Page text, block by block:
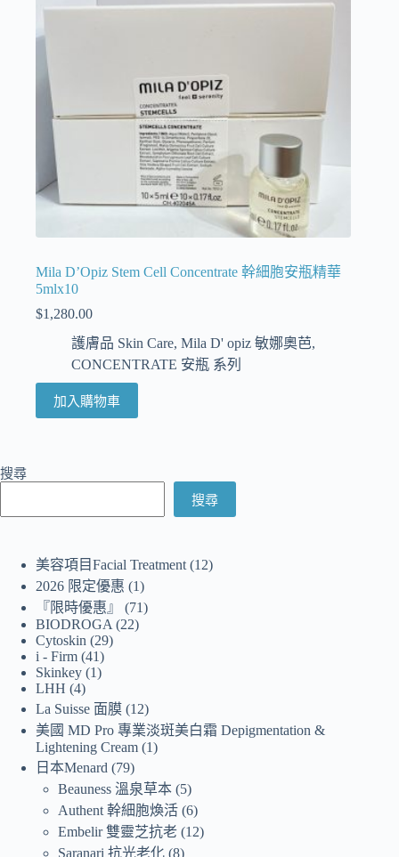
Mila D’Opiz Stem Cell Concentrate 幹細胞安瓶精華
5mlx10
$1,280.00
護膚品 Skin Care, Mila D' opiz 敏娜奧芭,
CONCENTRATE 安瓶 系列
加入購物車
搜尋
搜尋
美容項目Facial Treatment 12
2026 限定優惠
1
『限時優惠』
71
BIODROGA
22
Cytoskin
29
i - Firm 41
Skinkey 1
LHH 4
La Suisse 面膜 12
美國 MD Pro 專業淡斑美白霜 Depigmentation &
Lightening Cream 1
日本Menard
79
Beauness 溫泉草本 5
Authent 幹細胞煥活 6
Embelir 雙靈芝抗老 12
Saranari 抗光老化 8